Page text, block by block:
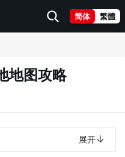
简体 繁體
地图攻略
展开